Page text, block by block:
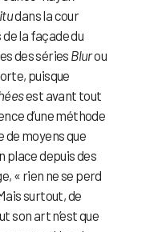
dans la cour
la façade du
des séries Blurou
puisque
est avant tout
d’une méthode
de moyens que
place depuis des
« rien ne se perd
surtout, de
son art n’est que